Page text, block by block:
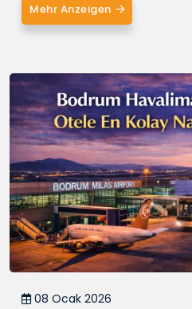
Mehr Anzeigen
08 Ocak 2026